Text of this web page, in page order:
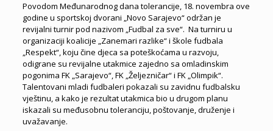
Povodom Međunarodnog dana tolerancije, 18. novembra ove
godine u sportskoj dvorani „Novo Sarajevo“ održan je
revijalni turnir pod nazivom „Fudbal za sve“. Na turniru u
organizaciji koalicije „Zanemari razlike“ i škole fudbala
„Respekt“, koju čine djeca sa poteškoćama u razvoju,
odigrane su revijalne utakmice zajedno sa omladinskim
pogonima FK „Sarajevo“, FK „Željezničar“ i FK „Olimpik“.
Talentovani mladi fudbaleri pokazali su zavidnu fudbalsku
vještinu, a kako je rezultat utakmica bio u drugom planu
iskazali su međusobnu toleranciju, poštovanje, druženje i
uvažavanje.